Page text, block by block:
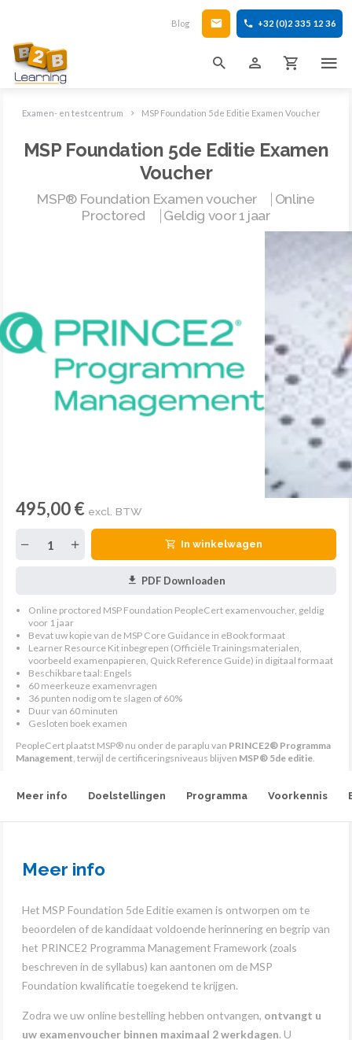
Blog +32 (0)2 335 12 36
Examen- en testcentrum MSP Foundation 5de Editie Examen Voucher
MSP Foundation 5de Editie Examen
Voucher
MSP® Foundation Examen voucher ⎹ Online
Proctored ⎹ Geldig voor 1 jaar
495,00 € excl. BTW
In winkelwagen
PDF Downloaden
Online proctored MSP Foundation PeopleCert examenvoucher, geldig
voor 1 jaar
Bevat uw kopie van de MSP Core Guidance in eBook formaat
Learner Resource Kit inbegrepen (Officiële Trainingsmaterialen,
voorbeeld examenpapieren, Quick Reference Guide) in digitaal formaat
Beschikbare taal: Engels
60 meerkeuze examenvragen
36 punten nodig om te slagen of 60%
Duur van 60 minuten
Gesloten boek examen
PeopleCert plaatst MSP® nu onder de paraplu van PRINCE2® Programma
Management, terwijl de certificeringsniveaus blijven MSP® 5de editie.
Meer info Doelstellingen Programma Voorkennis
Meer info
Het MSP Foundation 5de Editie examen is ontworpen om te
beoordelen of de kandidaat voldoende herinnering en begrip van
het PRINCE2 Programma Management Framework (zoals
beschreven in de syllabus) kan aantonen om de MSP
Foundation kwalificatie toegekend te krijgen.
Zodra we uw online bestelling hebben ontvangen, ontvangt u
uw examenvoucher binnen maximaal 2 werkdagen. U